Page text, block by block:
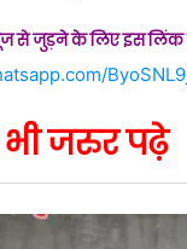
से जुड़ने के लिए इस
जरुर पढ़े